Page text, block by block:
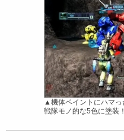
▲機体ペイントにハマ
戦隊モノ的な5色に塗装！